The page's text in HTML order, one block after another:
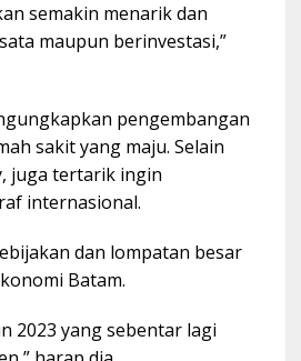
semakin menarik dan
maupun berinvestasi,”
pengembangan
sakit yang maju. Selain
juga tertarik ingin
internasional.
dan lompatan besar
Batam.
2023 yang sebentar lagi